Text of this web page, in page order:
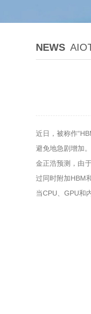
NEWS
近日，被称作
避免地急剧增加。
金正浩预测，由
过同时附加HBM
当CPU、GPU和